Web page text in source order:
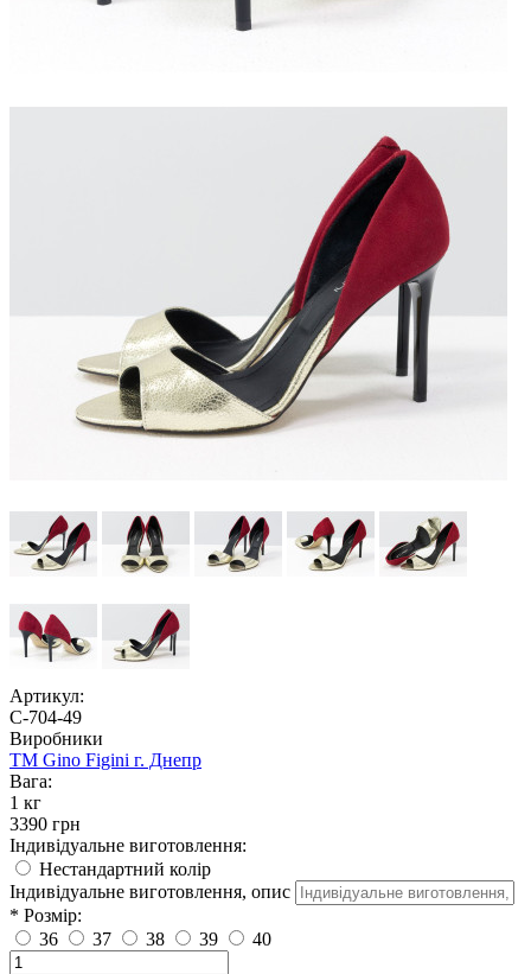
Артикул:
С-704-49
Виробники
TM Gino Figini г. Днепр
Вага:
1 кг
3390 грн
Індивідуальне виготовлення:
Нестандартний колір
Індивідуальне виготовлення, опис
* Розмір:
36
37 38 39 40